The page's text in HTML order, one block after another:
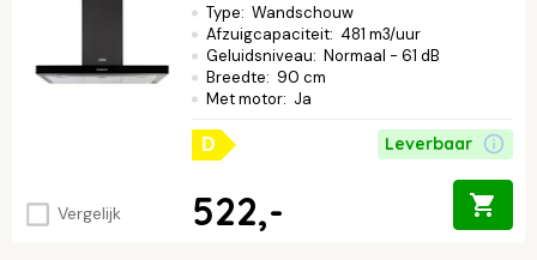
Vergelijk
Type: Wandschouw
Afzuigcapaciteit: 481 m3/uur
Geluidsniveau: Normaal - 61 dB
Breedte: 90 cm
Met motor: Ja
D Leverbaar
522,-